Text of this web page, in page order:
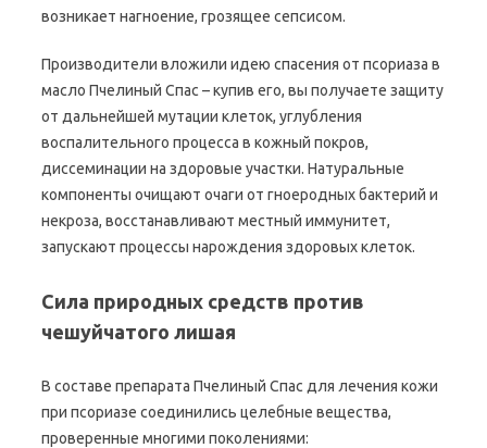
возникает нагноение, грозящее сепсисом.
Производители вложили идею спасения от псориаза в
масло Пчелиный Спас – купив его, вы получаете защиту
от дальнейшей мутации клеток, углубления
воспалительного процесса в кожный покров,
диссеминации на здоровые участки. Натуральные
компоненты очищают очаги от гноеродных бактерий и
некроза, восстанавливают местный иммунитет,
запускают процессы нарождения здоровых клеток.
Сила природных средств против
чешуйчатого лишая
В составе препарата Пчелиный Спас для лечения кожи
при псориазе соединились целебные вещества,
проверенные многими поколениями: